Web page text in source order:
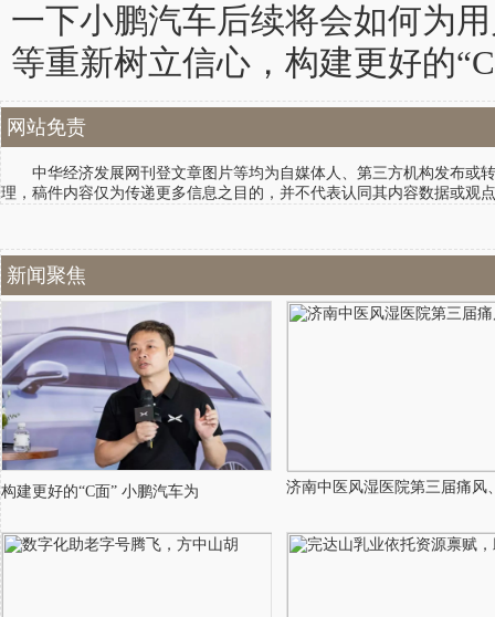
一下小鹏汽车后续将会如何为
等重新树立信心，构建更好的
网站免责
中华经济发展网刊登文章图片等均为自媒体人、第三方机构发布或
理，稿件内容仅为传递更多信息之目的，并不代表认同其内容数据或观
新闻聚焦
构建更好的“C面” 小鹏汽车为 济南中医风湿医院第三届痛风